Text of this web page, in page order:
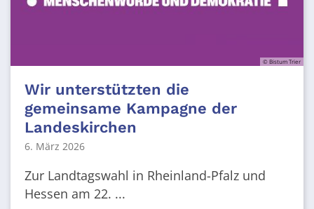
© Bistum Trier
Wir unterstützten die
gemeinsame Kampagne der
Landeskirchen
6. März 2026
Zur Landtagswahl in Rheinland-Pfalz und
Hessen am 22. ...